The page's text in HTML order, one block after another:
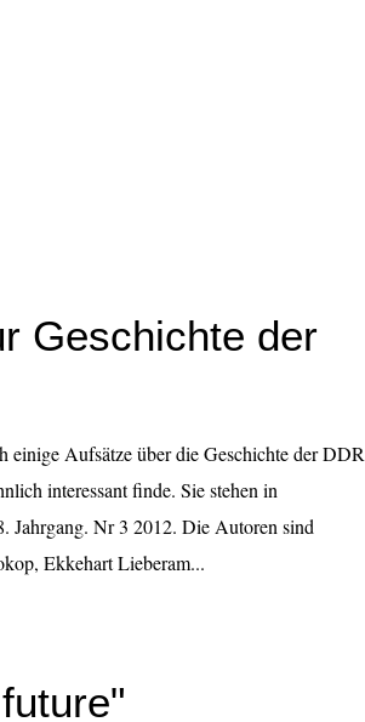
Geschichte der
einige Aufsätze über die Geschichte der DDR
interessant finde. Sie stehen in
Jahrgang. Nr 3 2012. Die Autoren sind
Ekkehart Lieberam...